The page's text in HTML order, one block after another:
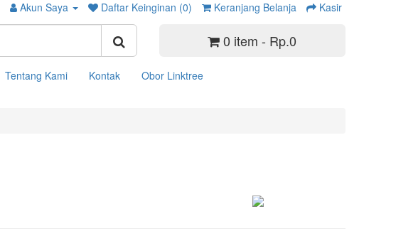
Akun Saya Daftar Keinginan (0) Keranjang Belanja Kasir
0 item - Rp.0
Tentang Kami Kontak Obor Linktree